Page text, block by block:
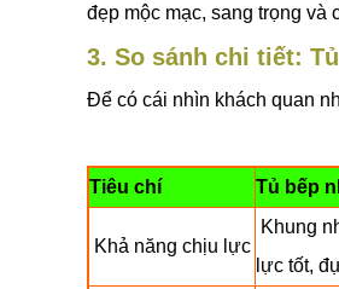
đẹp mộc mạc, sang trọng và
3. So sánh chi tiết:
Để có cái nhìn khách quan
Tiêu chí Tủ bếp
Khả năng chịu lực
Khung
lực tốt,